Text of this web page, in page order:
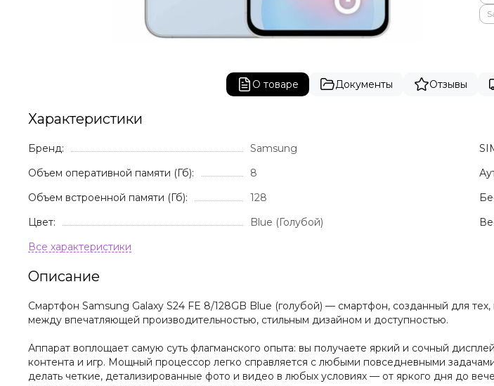
О товаре Документы Отзывы
Характеристики
Бренд:
Samsung
Объем оперативной памяти (Гб):
8
Объем встроенной памяти (Гб):
128
Цвет:
Blue (Голубой)
Описание
Смартфон Samsung Galaxy S24 FE 8/128GB Blue (голубой) — смартфон, созданный для
между впечатляющей производительностью, стильным дизайном и доступностью.
Аппарат воплощает самую суть флагманского опыта: вы получаете яркий и сочный
контента и игр. Мощный процессор легко справляется с любыми повседневными
делать четкие, детализированные фото и видео в любых условиях — от яркого дня до